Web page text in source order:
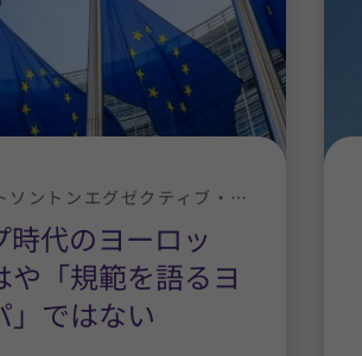
時代のヨーロッ
や「規範を語るヨ
」ではない
太陽グラントソントンエグゼクティブ・ニュース